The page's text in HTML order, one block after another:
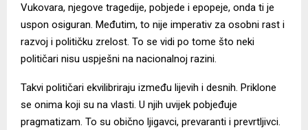
Vukovara, njegove tragedije, pobjede i epopeje, onda ti je
uspon osiguran. Međutim, to nije imperativ za osobni rast i
razvoj i političku zrelost. To se vidi po tome što neki
političari nisu uspješni na nacionalnoj razini.
Takvi političari ekvilibriraju između lijevih i desnih. Priklone
se onima koji su na vlasti. U njih uvijek pobjeđuje
pragmatizam. To su obično ljigavci, prevaranti i prevrtljivci.